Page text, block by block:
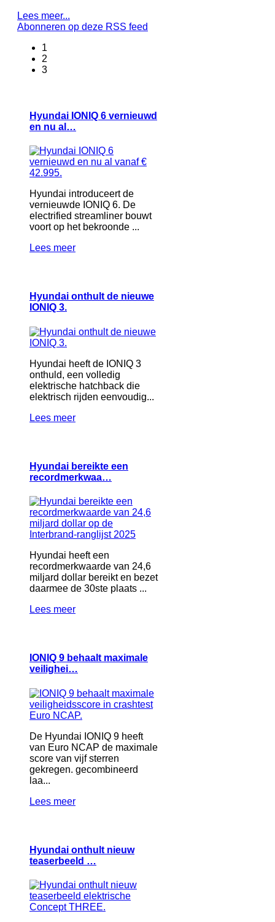
Lees meer...
Abonneren op deze RSS feed
1
2
3
Hyundai IONIQ 6 vernieuwd
en nu al…
Hyundai introduceert de
vernieuwde IONIQ 6. De
electrified streamliner bouwt
voort op het bekroonde ...
Lees meer
Hyundai onthult de nieuwe
IONIQ 3.
Hyundai heeft de IONIQ 3
onthuld, een volledig
elektrische hatchback die
elektrisch rijden eenvoudig...
Lees meer
Hyundai bereikte een
recordmerkwaa…
Hyundai heeft een
recordmerkwaarde van 24,6
miljard dollar bereikt en bezet
daarmee de 30ste plaats ...
Lees meer
IONIQ 9 behaalt maximale
veilighei…
De Hyundai IONIQ 9 heeft
van Euro NCAP de maximale
score van vijf sterren
gekregen. gecombineerd
laa...
Lees meer
Hyundai onthult nieuw
teaserbeeld …